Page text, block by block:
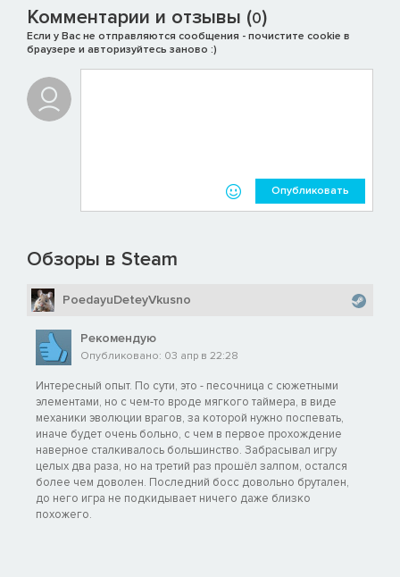
Комментарии и отзывы (0)
Если у Вас не отправляются сообщения - почистите cookie в
браузере и авторизуйтесь заново :)
Опубликовать
Обзоры в Steam
PoedayuDeteyVkusno
Рекомендую
Опубликовано: 03 апр в 22:28
Интересный опыт. По сути, это - песочница с сюжетными
элементами, но с чем-то вроде мягкого таймера, в виде
механики эволюции врагов, за которой нужно поспевать,
иначе будет очень больно, с чем в первое прохождение
наверное сталкивалось большинство. Забрасывал игру
целых два раза, но на третий раз прошёл залпом, остался
более чем доволен. Последний босс довольно брутален,
до него игра не подкидывает ничего даже близко
похожего.